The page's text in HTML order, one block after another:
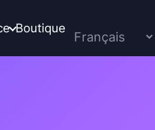
Boutique